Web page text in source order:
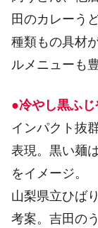
田のカレーう
種類もの具材
ルメニューも豊
●冷やし黒ふじ
インパクト抜
表現。黒い麺
をイメージ。
山梨県立ひば
考案。吉田の